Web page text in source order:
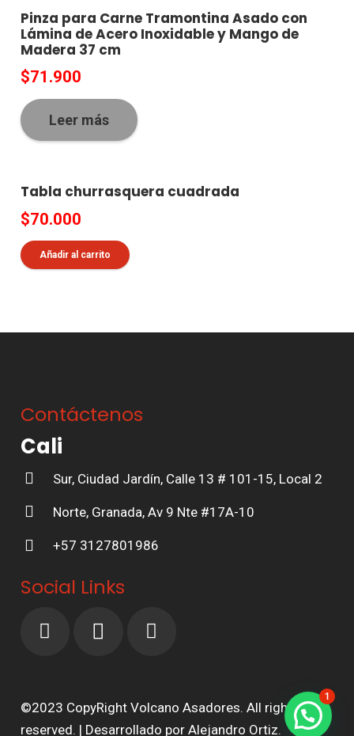
Pinza para Carne Tramontina Asado con
Lámina de Acero Inoxidable y Mango de
Madera 37 cm
$71.900
Leer más
Tabla churrasquera cuadrada
$70.000
Añadir al carrito
Contáctenos
Cali
Sur, Ciudad Jardín, Calle 13 # 101-15, Local 2
Norte, Granada, Av 9 Nte #17A-10
+57 3127801986
Social Links
©2023 CopyRight Volcano Asadores. All rights
reserved. | Desarrollado por Alejandro Ortiz.
1